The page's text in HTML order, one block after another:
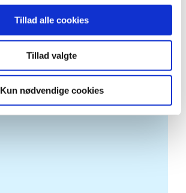
Tillad alle cookies
Tillad valgte
Kun nødvendige cookies